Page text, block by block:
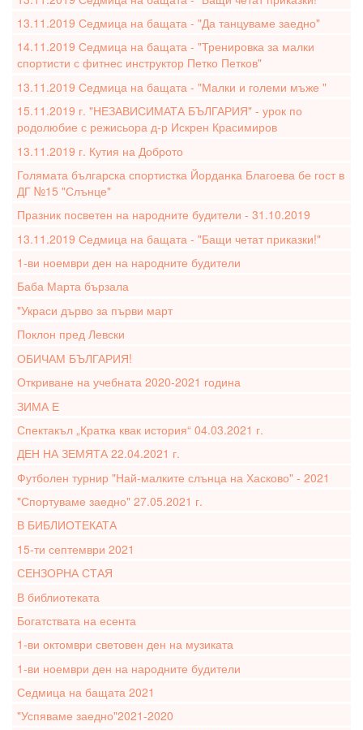
13.11.2019 Седмица на бащата - "Да танцуваме заедно"
14.11.2019 Седмица на бащата - "Тренировка за малки
спортисти с фитнес инструктор Петко Петков"
13.11.2019 Седмица на бащата - "Малки и големи мъже "
15.11.2019 г. "НЕЗАВИСИМАТА БЪЛГАРИЯ" - урок по
родолюбие с режисьора д-р Искрен Красимиров
13.11.2019 г. Кутия на Доброто
Голямата българска спортистка Йорданка Благоева бе гост в
ДГ №15 "Слънце"
Празник посветен на народните будители - 31.10.2019
13.11.2019 Седмица на бащата - "Бащи четат приказки!"
1-ви ноември ден на народните будители
Баба Марта бързала
"Украси дърво за първи март
Поклон пред Левски
ОБИЧАМ БЪЛГАРИЯ!
Откриване на учебната 2020-2021 година
ЗИМА Е
Спектакъл „Кратка квак история“ 04.03.2021 г.
ДЕН НА ЗЕМЯТА 22.04.2021 г.
Футболен турнир "Най-малките слънца на Хасково" - 2021
"Спортуваме заедно" 27.05.2021 г.
В БИБЛИОТЕКАТА
15-ти септември 2021
СЕНЗОРНА СТАЯ
В библиотеката
Богатствата на есента
1-ви октомври световен ден на музиката
1-ви ноември ден на народните будители
Седмица на бащата 2021
"Успяваме заедно"2021-2020